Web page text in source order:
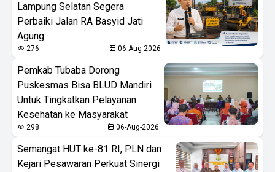
Lampung Selatan Segera
Perbaiki Jalan RA Basyid Jati
Agung
276 06-Aug-2026
Pemkab Tubaba Dorong
Puskesmas Bisa BLUD Mandiri
Untuk Tingkatkan Pelayanan
Kesehatan ke Masyarakat
298 06-Aug-2026
Semangat HUT ke-81 RI, PLN dan
Kejari Pesawaran Perkuat Sinergi